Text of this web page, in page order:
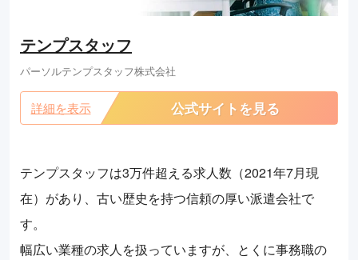
テンプスタッフ
パーソルテンプスタッフ株式会社
詳細を表示 公式サイトを見る
テンプスタッフは3万件超える求人数（2021年7月現
在）があり、古い歴史を持つ信頼の厚い派遣会社で
す。
幅広い業種の求人を扱っていますが、とくに事務職の